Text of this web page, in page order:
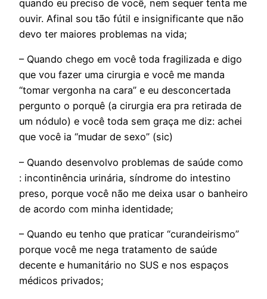
quando eu preciso de você, nem sequer tenta me
ouvir. Afinal sou tão fútil e insignificante que não
devo ter maiores problemas na vida;
– Quando chego em você toda fragilizada e digo
que vou fazer uma cirurgia e você me manda
“tomar vergonha na cara” e eu desconcertada
pergunto o porquê (a cirurgia era pra retirada de
um nódulo) e você toda sem graça me diz: achei
que você ia “mudar de sexo” (sic)
– Quando desenvolvo problemas de saúde como
: incontinência urinária, síndrome do intestino
preso, porque você não me deixa usar o banheiro
de acordo com minha identidade;
– Quando eu tenho que praticar “curandeirismo”
porque você me nega tratamento de saúde
decente e humanitário no SUS e nos espaços
médicos privados;